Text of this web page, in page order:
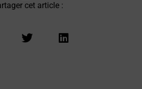
cet article :